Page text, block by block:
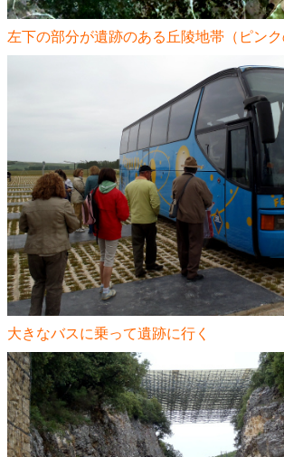
左下の部分が遺跡のある丘陵地帯（ピンク
大きなバスに乗って遺跡に行く